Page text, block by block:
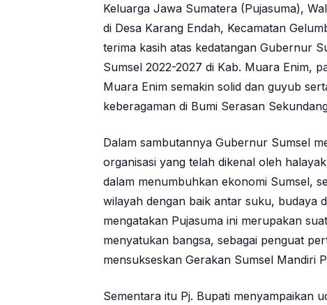
Keluarga Jawa Sumatera (Pujasuma),
di Desa Karang Endah, Kecamatan
terima kasih atas kedatangan Gubernur
Sumsel 2022-2027 di Kab. Muara Enim,
Muara Enim semakin solid dan guyub
keberagaman di Bumi Serasan
Dalam sambutannya Gubernur Sumsel
organisasi yang telah dikenal oleh
dalam menumbuhkan ekonomi Sumsel,
wilayah dengan baik antar suku, budaya
mengatakan Pujasuma ini merupakan
menyatukan bangsa, sebagai penguat
mensukseskan Gerakan Sumsel Mandiri
Sementara itu Pj. Bupati menyampaikan